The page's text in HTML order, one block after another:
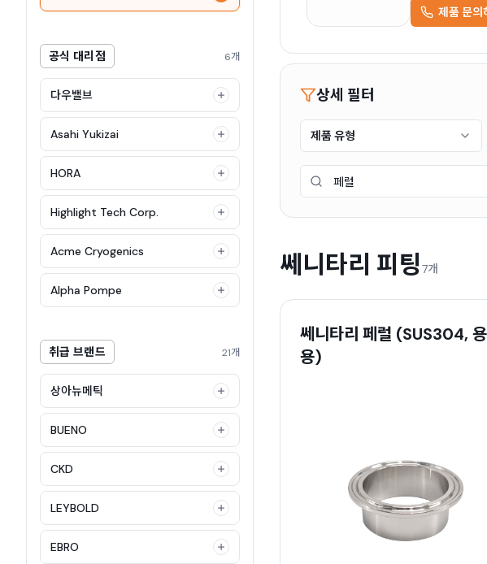
공식 대리점 6개
다우밸브
Asahi Yukizai
HORA
Highlight Tech Corp.
Acme Cryogenics
Alpha Pompe
취급 브랜드 21개
상아뉴메틱
BUENO
CKD
LEYBOLD
EBRO
제품 문의
상세 필터
제품 유형
쎄니타리 피팅 7개
쎄니타리 페럴 (SUS304,
용)